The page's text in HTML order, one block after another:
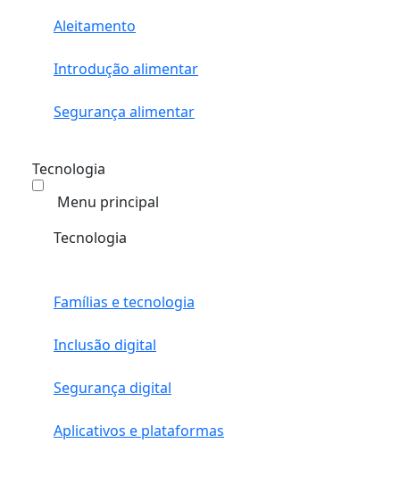
Aleitamento
Introdução alimentar
Segurança alimentar
Tecnologia
Menu principal
Tecnologia
Famílias e tecnologia
Inclusão digital
Segurança digital
Aplicativos e plataformas